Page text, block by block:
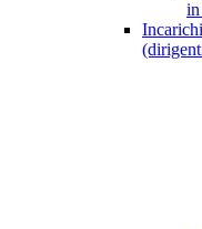
in